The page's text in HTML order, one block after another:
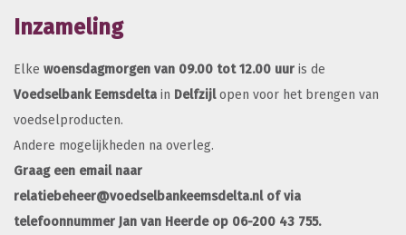
Inzameling
Elke woensdagmorgen van 09.00 tot 12.00 uur is de
Voedselbank Eemsdelta in Delfzijlopen voor het brengen van
voedselproducten.
Andere mogelijkheden na overleg.
Graag een email naar
relatiebeheer@voedselbankeemsdelta.nl of via
telefoonnummer Jan van Heerde op 06-200 43 755.